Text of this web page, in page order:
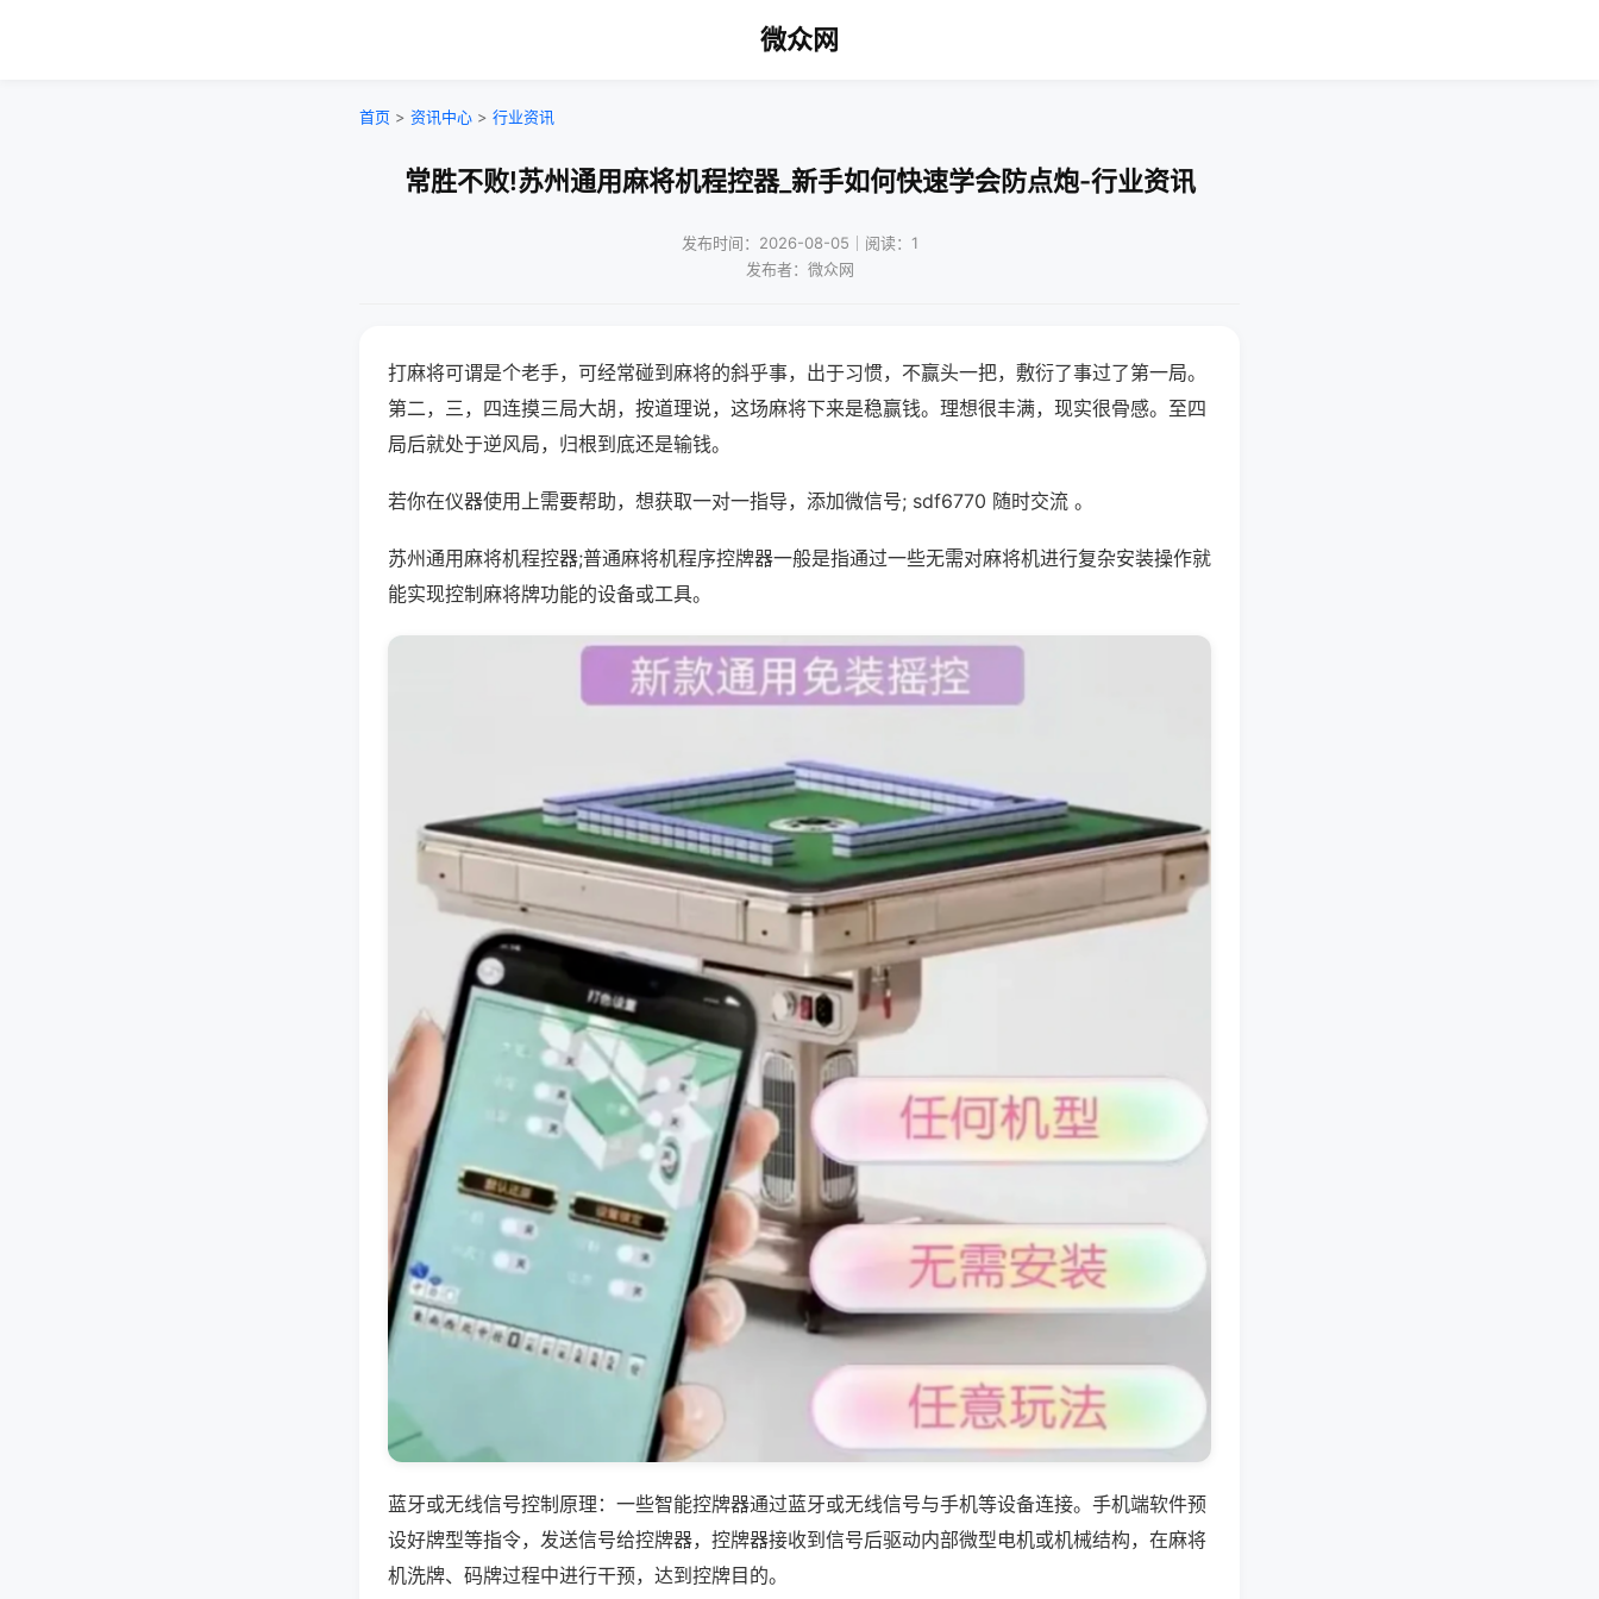
微众网
首页 > 资讯中心 > 行业资讯
常胜不败!苏州通用麻将机程控器_新手如何快速学会防点炮-行业资讯
发布时间：2026-08-05｜阅读：1
发布者：微众网
打麻将可谓是个老手，可经常碰到麻将的斜乎事，出于习惯，不赢头一把，敷衍了事过了第一局。
第二，三，四连摸三局大胡，按道理说，这场麻将下来是稳赢钱。理想很丰满，现实很骨感。至四
局后就处于逆风局，归根到底还是输钱。
若你在仪器使用上需要帮助，想获取一对一指导，添加微信号; sdf6770 随时交流 。
苏州通用麻将机程控器;普通麻将机程序控牌器一般是指通过一些无需对麻将机进行复杂安装操作就
能实现控制麻将牌功能的设备或工具。
蓝牙或无线信号控制原理：一些智能控牌器通过蓝牙或无线信号与手机等设备连接。手机端软件预
设好牌型等指令，发送信号给控牌器，控牌器接收到信号后驱动内部微型电机或机械结构，在麻将
机洗牌、码牌过程中进行干预，达到控牌目的。